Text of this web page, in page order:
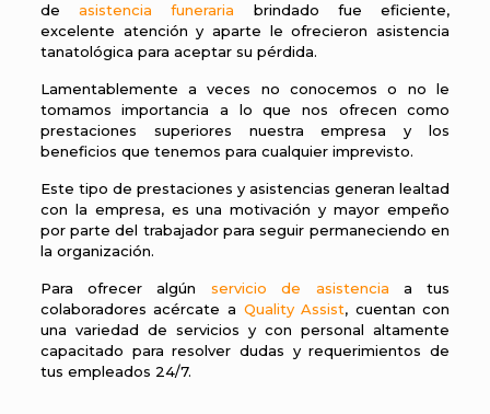
deasistencia funeraria brindado fue eficiente,
excelente atención y aparte le ofrecieron asistencia
tanatológica para aceptar su pérdida.
Lamentablemente a veces no conocemos o no le
tomamos importancia a lo que nos ofrecen como
prestaciones superiores nuestra empresa y los
beneficios que tenemos para cualquier imprevisto.
Este tipo de prestaciones y asistencias generan lealtad
con la empresa, es una motivación y mayor empeño
por parte del trabajador para seguir permaneciendo en
la organización.
Para ofrecer algún servicio de asistencia a tus
colaboradores acércate a Quality Assist, cuentan con
una variedad de servicios y con personal altamente
capacitado para resolver dudas y requerimientos de
tus empleados 24/7.